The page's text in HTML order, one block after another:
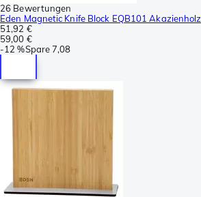
26 Bewertungen
Eden Magnetic Knife Block EQB101 Akazienholz
51,92 €
59,00 €
-12 %Spare7,08